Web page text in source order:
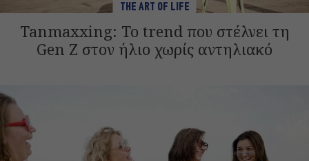
THE ART OF LIFE
Tanmaxxing: To trend που στέλνει τη
Gen Z στον ήλιο χωρίς αντηλιακό